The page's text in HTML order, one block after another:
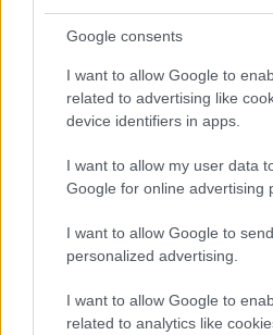
Google consents
I want to allow Google to
related to advertising like
device identifiers in apps.
I want to allow my user data
Google for online advertising
I want to allow Google to
personalized advertising.
I want to allow Google to
related to analytics like